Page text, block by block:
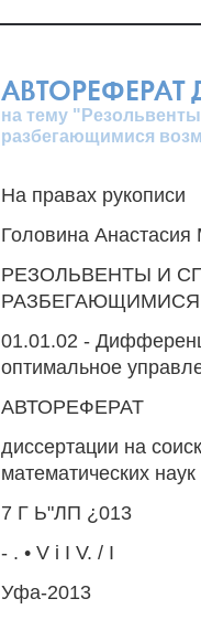
АВТОРЕФЕРАТ
на тему
разбегающимися
На правах рукописи
Головина
РЕЗОЛЬВЕНТЫ И
01.01.02 -
оптимальное
АВТОРЕФЕРАТ
диссертации на
математических наук
7 Г Ь"ЛП ¿013
- . • V і I V. / I
Уфа-2013